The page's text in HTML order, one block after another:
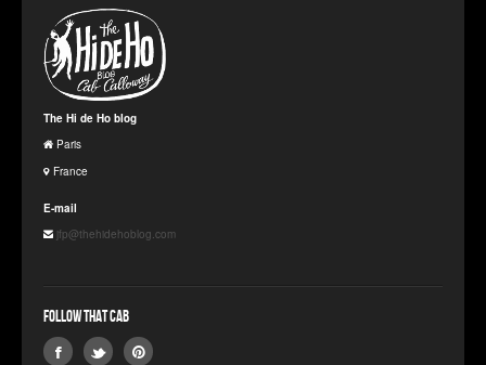
The Hi de Ho blog
Paris
France
E-mail
jfp@thehidehoblog.com
Follow that Cab